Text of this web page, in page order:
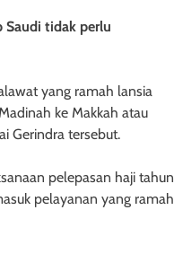
Saudi tidak perlu
yang ramah lansia
ke Makkah atau
Gerindra tersebut.
pelepasan haji tahun
pelayanan yang ramah